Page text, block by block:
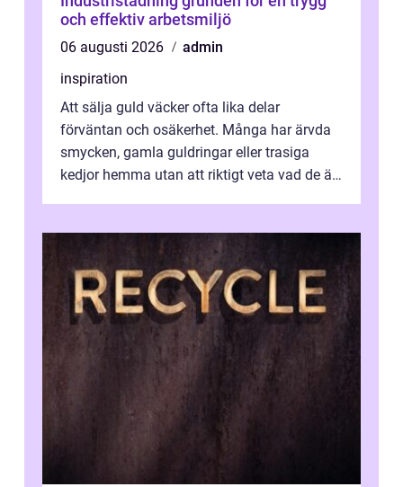
och effektiv arbetsmiljö
06 augusti 2026
admin
inspiration
Att sälja guld väcker ofta lika delar
förväntan och osäkerhet. Många har ärvda
smycken, gamla guldringar eller trasiga
kedjor hemma utan att riktigt veta vad de är